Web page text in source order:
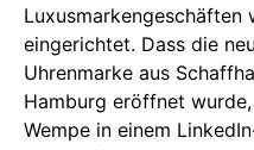
eingerichtet. Dass die
Uhrenmarke aus
Hamburg eröffnet
Wempe in einem